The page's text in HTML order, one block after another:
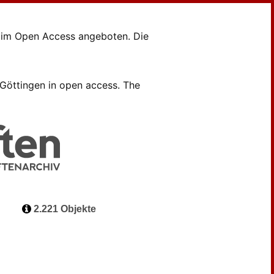
Open Access angeboten. Die
in open access. The
2.221 Objekte